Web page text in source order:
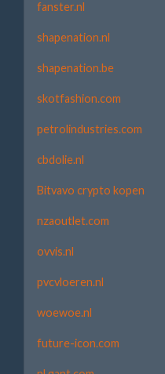
fanster.nl
shapenation.nl
shapenation.be
skotfashion.com
petrolindustries.com
cbdolie.nl
Bitvavo crypto kopen
nzaoutlet.com
ovvis.nl
pvcvloeren.nl
woewoe.nl
future-icon.com